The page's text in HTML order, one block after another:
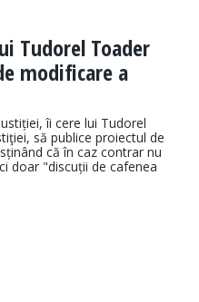
Tudorel Toader
modificare a
îi cere lui Tudorel
să publice proiectul de
că în caz contrar nu
doar "discuții de cafenea